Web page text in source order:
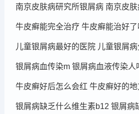
牛皮癣能完全治疗 牛皮癣能治好了
儿童银屑病最好的医院 儿童银屑
银屑病血传染m 银屑病血液传染人
牛皮癣好后怎么会红 牛皮癣好的